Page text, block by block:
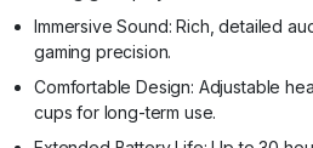
Immersive Sound: Rich, detailed
gaming precision.
Comfortable Design: Adjustable
cups for long-term use.